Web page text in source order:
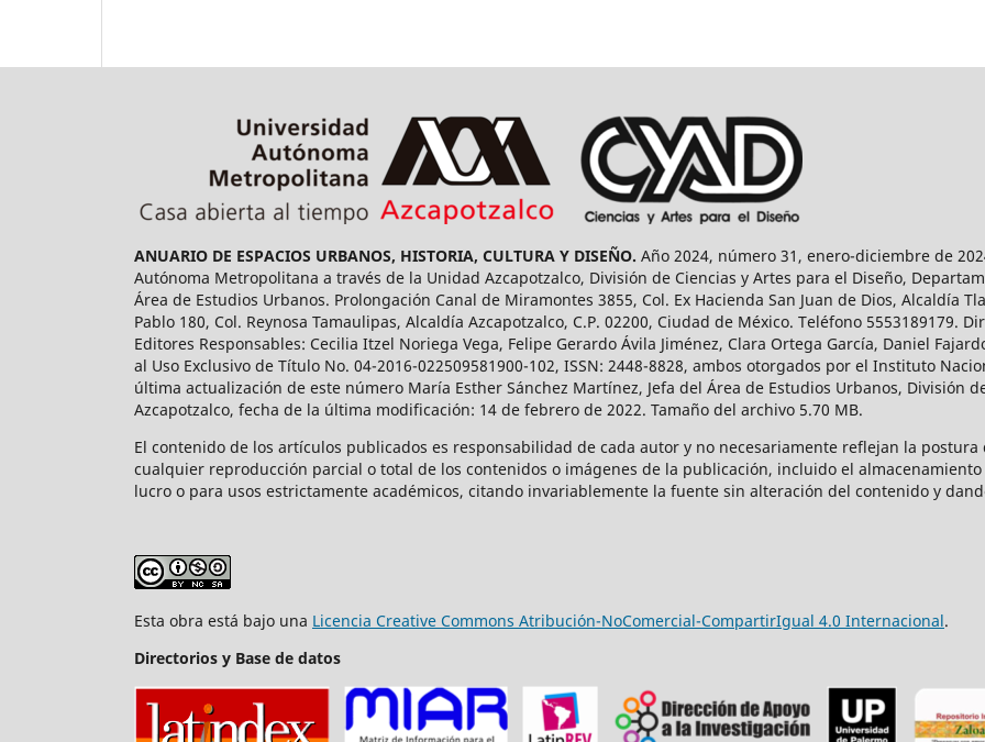
ANUARIO DE ESPACIOS URBANOS, HISTORIA, CULTURA Y DISEÑO. Año 2024, número 31, enero-diciembre de
Autónoma Metropolitana a través de la Unidad Azcapotzalco, División de Ciencias y Artes para el Diseño,
Área de Estudios Urbanos. Prolongación Canal de Miramontes 3855, Col. Ex Hacienda San Juan de Dios, Alcaldía
Pablo 180, Col. Reynosa Tamaulipas, Alcaldía Azcapotzalco, C.P. 02200, Ciudad de México. Teléfono 5553189179.
Editores Responsables: Cecilia Itzel Noriega Vega, Felipe Gerardo Ávila Jiménez, Clara Ortega García, Daniel
al Uso Exclusivo de Título No. 04-2016-022509581900-102, ISSN: 2448-8828, ambos otorgados por el Instituto
última actualización de este número María Esther Sánchez Martínez, Jefa del Área de Estudios Urbanos, División
Azcapotzalco, fecha de la última modificación: 14 de febrero de 2022. Tamaño del archivo 5.70 MB.
El contenido de los artículos publicados es responsabilidad de cada autor y no necesariamente reflejan la
cualquier reproducción parcial o total de los contenidos o imágenes de la publicación, incluido el
lucro o para usos estrictamente académicos, citando invariablemente la fuente sin alteración del contenido y
Esta obra está bajo una Licencia Creative Commons Atribución-NoComercial-CompartirIgual 4.0 Internacional.
Directorios y Base de datos